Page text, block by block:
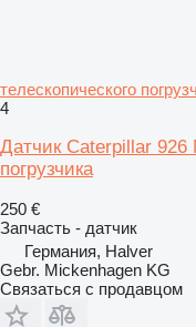
телескопического
4
Датчик Caterpillar 926
погрузчика
250 €
Запчасть - датчик
Германия, Halver
Gebr. Mickenhagen KG
Связаться с продавцом